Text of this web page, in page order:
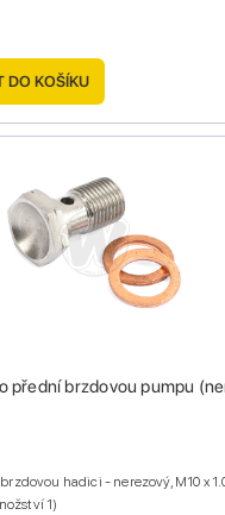
DO KOŠÍKU
přední brzdovou pumpu
hadici - nerezový, M10 x
1)